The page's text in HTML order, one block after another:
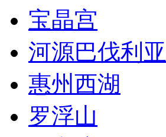
宝晶宫
河源巴伐利
惠州西湖
罗浮山